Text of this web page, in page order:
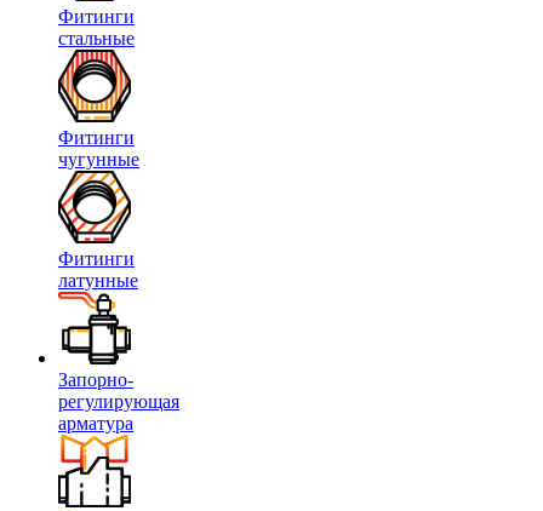
Фитинги
стальные
Фитинги
чугунные
Фитинги
латунные
Запорно-
регулирующая
арматура